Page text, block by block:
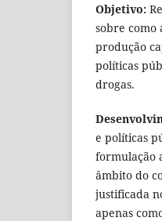
Objetivo:
sobre como
produção
políticas
drogas.
e políticas
formulação
âmbito do
justificada
apenas